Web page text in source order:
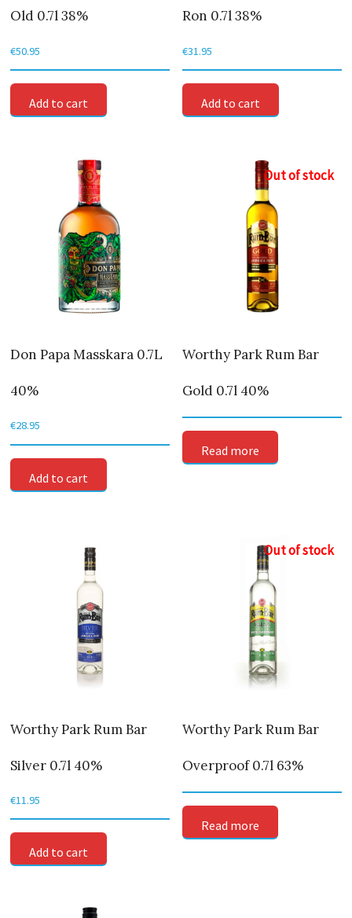
Old 0.7l 38%
€50.95
Add to cart
Ron 0.7l 38%
€31.95
Add to cart
Don Papa Masskara 0.7L
40%
€28.95
Add to cart
Out of stock
Worthy Park Rum Bar
Gold 0.7l 40%
Read more
Worthy Park Rum Bar
Silver 0.7l 40%
€11.95
Add to cart
Out of stock
Worthy Park Rum Bar
Overproof 0.7l 63%
Read more